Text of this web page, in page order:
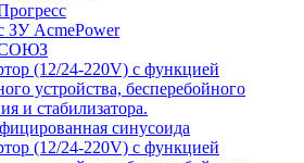
ЗУ AcmePower
(12/24-220V) с функцией
устройства, бесперебойного
и стабилизатора.
синусоида
(12/24-220V) с функцией